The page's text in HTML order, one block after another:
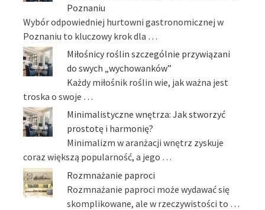
Poznaniu
Wybór odpowiedniej hurtowni gastronomicznej w
Poznaniu to kluczowy krok dla …
Miłośnicy roślin szczególnie przywiązani
do swych „wychowanków”
Każdy miłośnik roślin wie, jak ważna jest
troska o swoje …
Minimalistyczne wnętrza: Jak stworzyć
prostotę i harmonię?
Minimalizm w aranżacji wnętrz zyskuje
coraz większą popularność, a jego …
Rozmnażanie paproci
Rozmnażanie paproci może wydawać się
skomplikowane, ale w rzeczywistości to …